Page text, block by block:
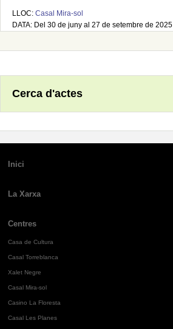
LLOC: Casal Mira-sol
DATA: Del 30 de juny al 27 de setembre de 2025
Cerca d'actes
Inici
La Xarxa
Centres
Casa de Cultura
Casal Torreblanca
Xalet Negre
Casal Mira-sol
Casino La Floresta
Casal Les Planes